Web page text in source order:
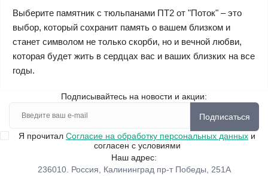
Выберите памятник с тюльпанами ПТ2 от "Поток" – это
выбор, который сохранит память о вашем близком и
станет символом не только скорби, но и вечной любви,
которая будет жить в сердцах вас и ваших близких на все
годы.
Подписывайтесь на новости и акции:
Подписаться
Я прочитал Согласие на обработку персональных данных и
согласен с условиями
Наш адрес:
236010. Россия, Калининград пр-т Победы, 251А